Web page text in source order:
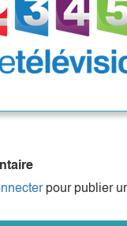
pour publier